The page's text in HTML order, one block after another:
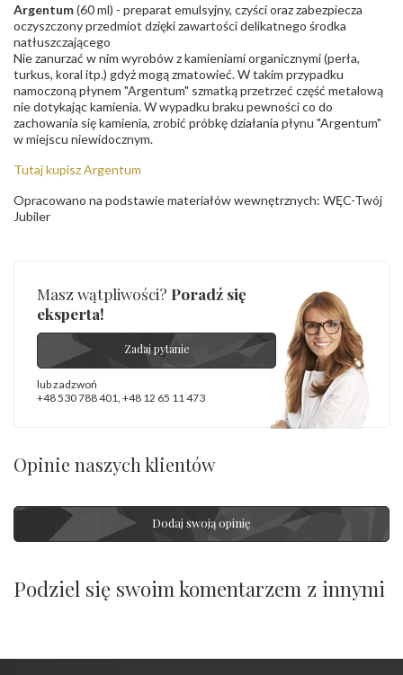
Argentum(60 ml) - preparat emulsyjny, czyści oraz zabezpiecza
oczyszczony przedmiot dzięki zawartości delikatnego środka
natłuszczającego
Nie zanurzać w nim wyrobów z kamieniami organicznymi (perła,
turkus, koral itp.) gdyż mogą zmatowieć. W takim przypadku
namoczoną płynem "Argentum" szmatką przetrzeć część metalową
nie dotykając kamienia. W wypadku braku pewności co do
zachowania się kamienia, zrobić próbkę działania płynu "Argentum"
w miejscu niewidocznym.
Tutaj kupisz Argentum
Opracowano na podstawie materiałów wewnętrznych: WĘC-Twój
Jubiler
Masz wątpliwości? Poradź się
eksperta!
Zadaj pytanie
lub zadzwoń
+48 530 788 401 +48 12 65 11 473
Opinie naszych klientów
Dodaj swoją opinię
Podziel się swoim komentarzem z innymi